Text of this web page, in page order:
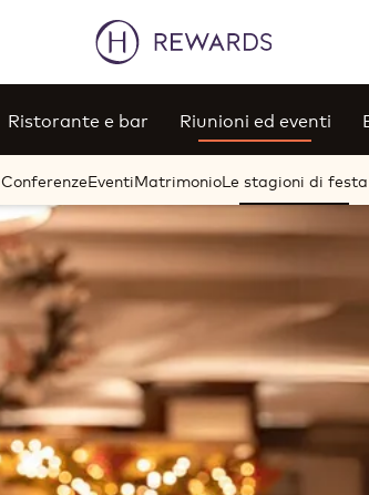
Ristorante e bar Riunioni ed eventi
ConferenzeEventiMatrimonioLe stagioni di festa